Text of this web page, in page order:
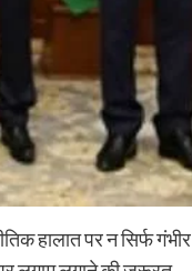
हालात पर न सिर्फ गंभीर